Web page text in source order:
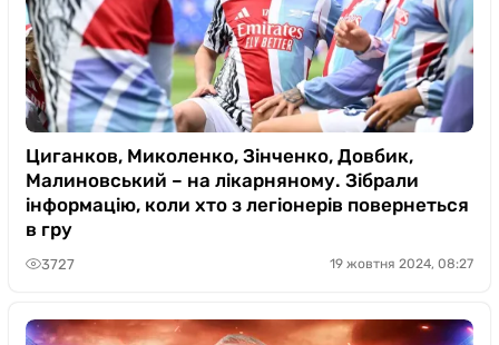
Циганков, Миколенко, Зінченко, Довбик,
Малиновський – на лікарняному. Зібрали
інформацію, коли хто з легіонерів повернеться
в гру
3727 19 жовтня 2024, 08:27